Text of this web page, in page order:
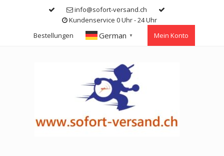
info@sofort-versand.ch
Kundenservice 0 Uhr - 24 Uhr
Bestellungen
German ▼ Mein Konto